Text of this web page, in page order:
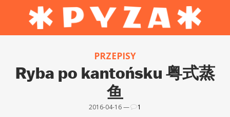
PRZEPISY
Ryba po kantońsku 粤式蒸
鱼
2016-04-16 — 1